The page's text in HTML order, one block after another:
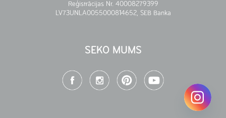
Reģistrācijas Nr. 40008279399
LV73UNLA0055000814652, SEB Banka
SEKO MUMS